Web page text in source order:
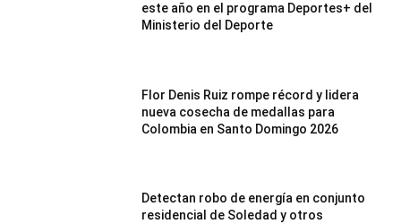
este año en el programa Deportes+ del
Ministerio del Deporte
Flor Denis Ruiz rompe récord y lidera
nueva cosecha de medallas para
Colombia en Santo Domingo 2026
Detectan robo de energía en conjunto
residencial de Soledad y otros